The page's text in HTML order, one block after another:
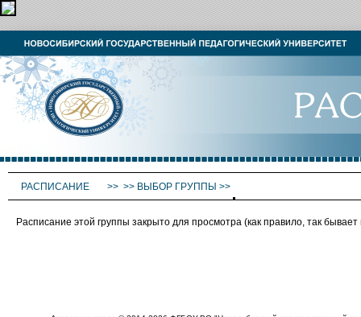
РАСПИСАНИЕ >> >> ВЫБОР ГРУППЫ >>
Расписание этой группы закрыто для просмотра (как правило, так